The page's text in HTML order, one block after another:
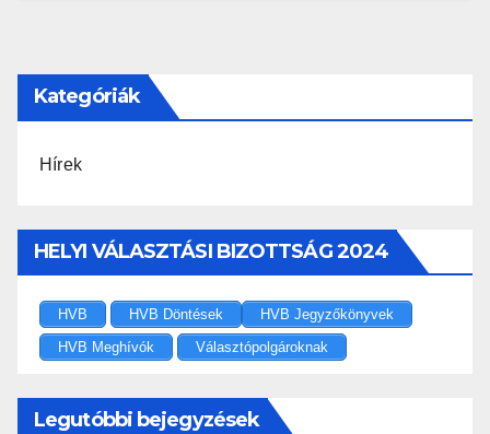
Kategóriák
Hírek
HELYI VÁLASZTÁSI BIZOTTSÁG 2024
HVB HVB Döntések
HVB Jegyzőkönyvek
HVB Meghívók
Választópolgároknak
Legutóbbi bejegyzések